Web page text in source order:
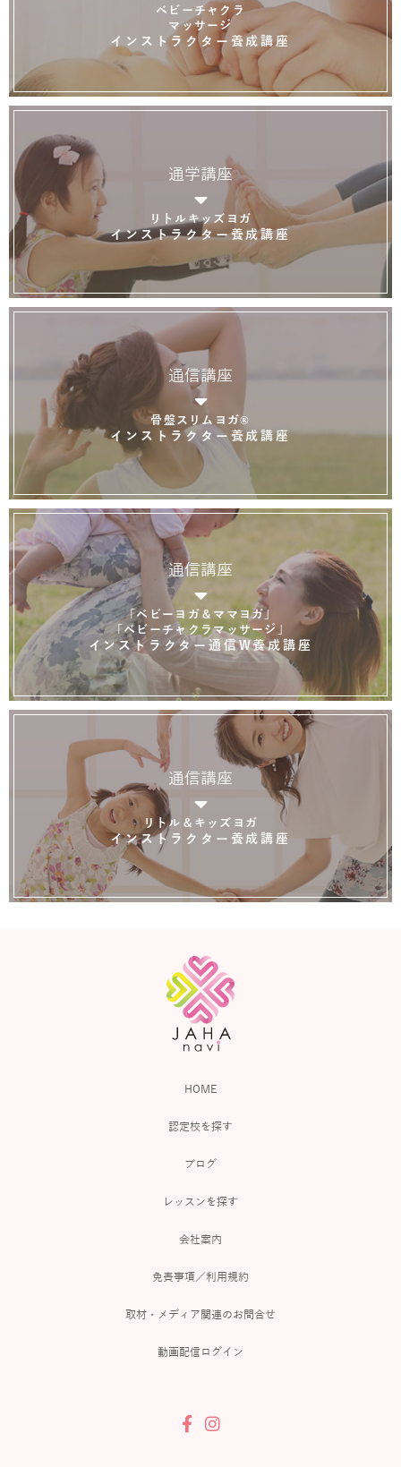
ベビーチャクラ
マッサージ
インストラクター養成講座
通学講座
リトルキッズヨガ
インストラクター養成講座
通信講座
骨盤スリムヨガ®
インストラクター養成講座
通信講座
「ベビーヨガ＆ママヨガ」
「ベビーチャクラマッサージ」
インストラクター通信W養成講座
通信講座
リトル＆キッズヨガ
インストラクター養成講座
HOME
認定校を探す
ブログ
レッスンを探す
会社案内
免責事項／利用規約
取材・メディア関連のお問合せ
動画配信ログイン